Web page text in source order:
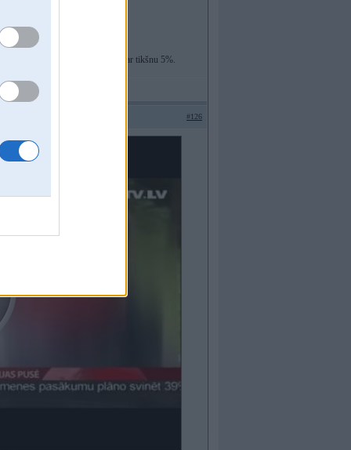
un krievvalodīgie).
domāju viņiem tagad tik cīņa par tikšnu 5%.
#126